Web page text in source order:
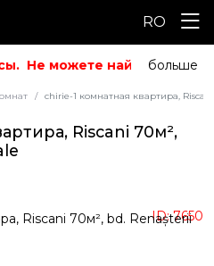
RO
Не можете найти то, что
больше
chirie-1 комнатная квартира,
Riscani 70м²,
ID: 7650